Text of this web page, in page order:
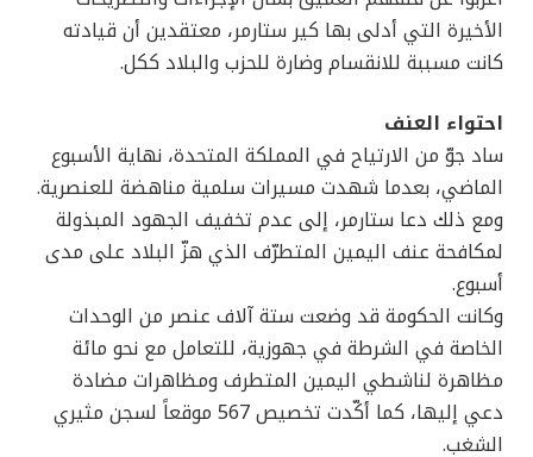
الأخيرة التي أدلى بها كير ستارمر، معتقدين أن قيادته
كانت مسببة للانقسام وضارة للحزب والبلاد ككل.
احتواء العنف
ساد جوّ من الارتياح في المملكة المتحدة، نهاية الأسبوع
الماضي، بعدما شهدت مسيرات سلمية مناهضة للعنصرية.
ومع ذلك دعا ستارمر، إلى عدم تخفيف الجهود المبذولة
لمكافحة عنف اليمين المتطرّف الذي هزّ البلاد على مدى
أسبوع.
وكانت الحكومة قد وضعت ستة آلاف عنصر من الوحدات
الخاصة في الشرطة في جهوزية، للتعامل مع نحو مائة
مظاهرة لناشطي اليمين المتطرف ومظاهرات مضادة
دعي إليها، كما أكّدت تخصيص 567 موقعاً لسجن مثيري
الشغب.